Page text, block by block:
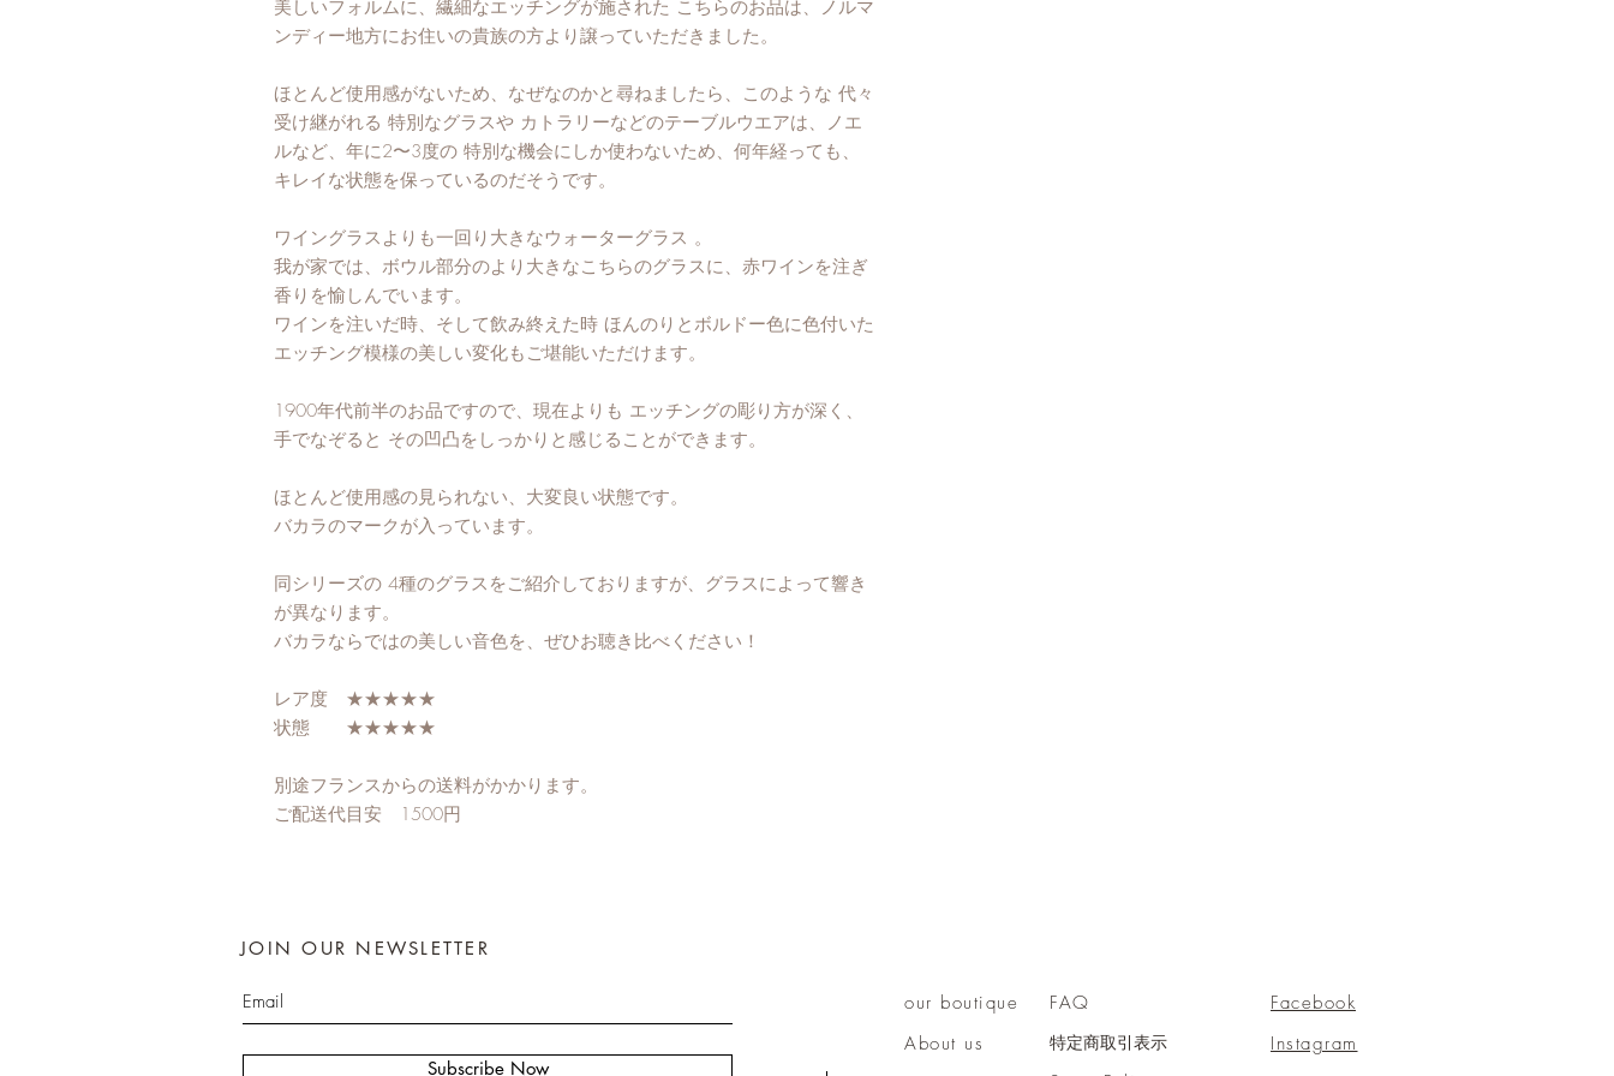
美しいフォルムに、繊細なエッチングが施された こちらのお品は、ノルマ
ンディー地方にお住いの貴族の方より譲っていただきました。
ほとんど使用感がないため、なぜなのかと尋ねましたら、このような 代々
受け継がれる 特別なグラスや カトラリーなどのテーブルウエアは、ノエ
ルなど、年に2〜3度の 特別な機会にしか使わないため、何年経っても、
キレイな状態を保っているのだそうです。
ワイングラスよりも一回り大きなウォーターグラス 。
我が家では、ボウル部分のより大きなこちらのグラスに、赤ワインを注ぎ
香りを愉しんでいます。
ワインを注いだ時、そして飲み終えた時 ほんのりとボルドー色に色付いた
エッチング模様の美しい変化もご堪能いただけます。
1900年代前半のお品ですので、現在よりも エッチングの彫り方が深く、
手でなぞると その凹凸をしっかりと感じることができます。
ほとんど使用感の見られない、大変良い状態です。
バカラのマークが入っています。
同シリーズの 4種のグラスをご紹介しておりますが、グラスによって響き
が異なります。
バカラならではの美しい音色を、ぜひお聴き比べください！
レア度 ★★★★★
状態 ★★★★★
別途フランスからの送料がかかります。
ご配送代目安 1500円
Subscribe Now
JOIN OUR NEWSLETTER
our boutique
About us
FAQ
特定商取引表示
Facebook
Instagram